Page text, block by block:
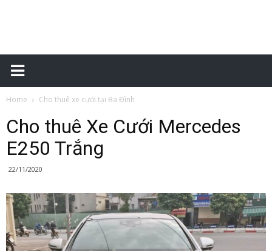
Đặt
bay
Home Cho thuê xe cưới tại Ba Đình
Cho thuê Xe Cưới Mercedes
E250 Trắng
22/11/2020